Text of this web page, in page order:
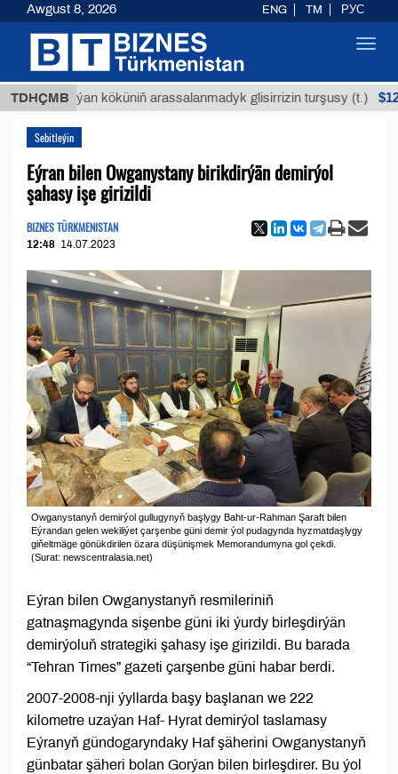
TDHÇMB
Buýan köküniň arassalanmadyk glisirrizin turşusy (t.) $12935,18
Sebitleýin
Eýran bilen Owganystany birikdirýän demirýol
şahasy işe girizildi
BIZNES TÜRKMENISTAN
12:48 14.07.2023
Owganystanyň demirýol gullugynyň başlygy Baht-ur-Rahman Şaraft bilen
Eýrandan gelen wekiliýet çarşenbe güni demir ýol pudagynda hyzmatdaşlygy
giňeltmäge gönükdirilen özara düşünişmek Memorandumyna gol çekdi.
(Surat: newscentralasia.net)
Eýran bilen Owganystanyň resmileriniň
gatnaşmagynda sişenbe güni iki ýurdy birleşdirýän
demirýoluň strategiki şahasy işe girizildi. Bu barada
“Tehran Times” gazeti çarşenbe güni habar berdi.
2007-2008-nji ýyllarda başy başlanan we 222
kilometre uzaýan Haf- Hyrat demirýol taslamasy
Eýranyň gündogaryndaky Haf şäherini Owganystanyň
günbatar şäheri bolan Gorýan bilen birleşdirer. Bu ýol
Awgust 8, 2026 ENG TM РУС